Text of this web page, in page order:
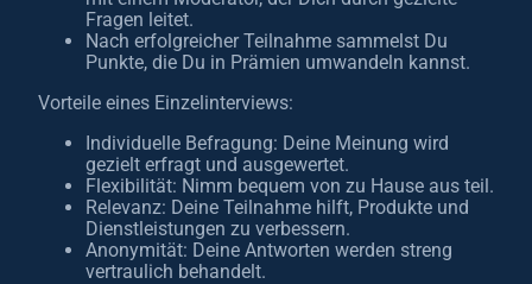
Fragen leitet.
Nach erfolgreicher Teilnahme sammelst Du
Punkte, die Du in Prämien umwandeln kannst.
Vorteile eines Einzelinterviews:
Individuelle Befragung: Deine Meinung wird
gezielt erfragt und ausgewertet.
Flexibilität: Nimm bequem von zu Hause aus teil.
Relevanz: Deine Teilnahme hilft, Produkte und
Dienstleistungen zu verbessern.
Anonymität: Deine Antworten werden streng
vertraulich behandelt.